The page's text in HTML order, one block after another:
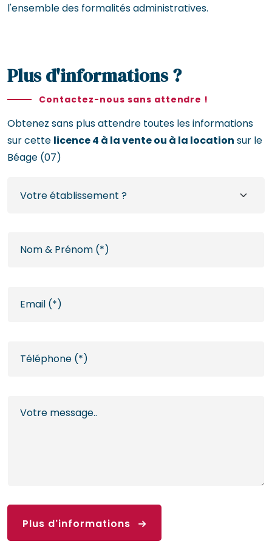
l'ensemble des formalités administratives.
Plus d'informations ?
Contactez-nous sans attendre !
Obtenez sans plus attendre toutes les informations
sur cette licence 4 à la vente ou à la location sur le
Béage (07)
Plus d'informations